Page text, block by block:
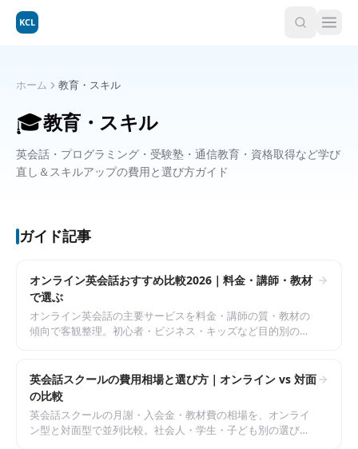
KCL
ホーム 教育・スキル
🎓教育・スキル
英会話・プログラミング・受験塾・通信教育・資格取得など学び
直し＆スキルアップの費用と選び方ガイド
ガイド記事
オンライン英会話おすすめ比較2026｜料金・講師・教材
で選ぶ
オンライン英会話の主要サービスを料金・講師の質・教材の
傾向で客観整理。初心者・ビジネス・キッズなど目的別の選
英会話スクールの費用相場と選び方｜オンライン vs 対面
の比較
英会話スクールの月謝・入会金・教材費の相場を、オンライ
ン型と対面型で並列比較。社会人・学生・子ども別の選び方